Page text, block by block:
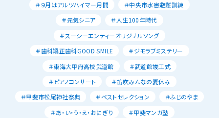
＃９月はアルツハイマー月間
＃中央市水害避難訓練
＃元気シニア
＃人生100年時代
＃スーシーエンティーオリジナルソング
＃歯科矯正歯科GOOD SMILE
＃ジモラブミステリー
＃東海大甲府高校武道館
＃武道館竣工式
＃ピアノコンサート
＃笛吹みんなの夏休み
＃甲斐市松尾神社祭典
＃ベストセレクション
＃ふじのやま
＃あ・い・う・え・おにぎり
＃甲斐マンガ塾